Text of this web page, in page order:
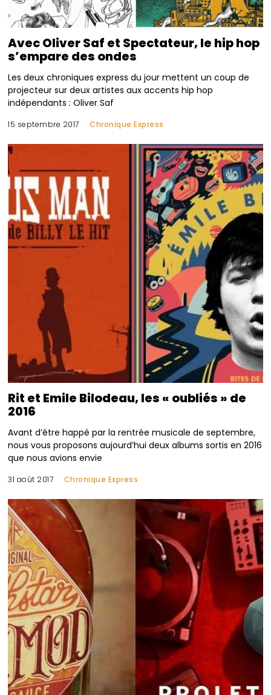
Avec Oliver Saf et Spectateur, le hip hop
s’empare des ondes
Les deux chroniques express du jour mettent un coup de
projecteur sur deux artistes aux accents hip hop
indépendants : Oliver Saf
15 septembre 2017 Chronique Express
Rit et Emile Bilodeau, les « oubliés » de
2016
Avant d’être happé par la rentrée musicale de septembre,
nous vous proposons aujourd’hui deux albums sortis en 2016
que nous avions envie
31 août 2017 Chronique Express